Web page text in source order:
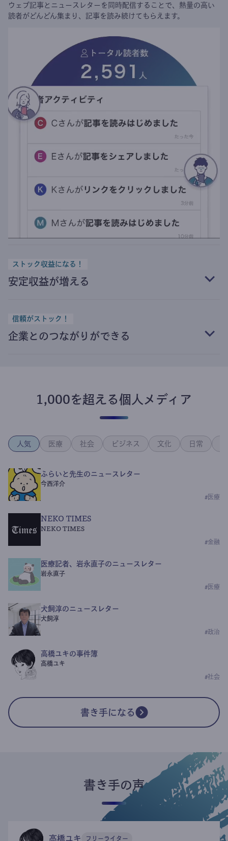
ウェブ記事とニュースレターを同時配信することで、熱量の高い
読者がどんどん集まり、記事を読み続けてもらえます。
ストック収益になる！
安定収益が増える
信頼がストック！
企業とのつながりができる
1,000を超える個人メディア
人気 医療 社会 ビジネス 文化 日常
ふらいと先生のニュースレター
今西洋介
# 医療
NEKO TIMES
NEKO TIMES
#金融
医療記者、岩永直子のニュースレター
岩永直子
# 医療
犬飼淳のニュースレター
犬飼淳
#政治
高橋ユキの事件簿
高橋ユキ
#社会
書き手になる
書き手の声
高橋ユキ フリーライター